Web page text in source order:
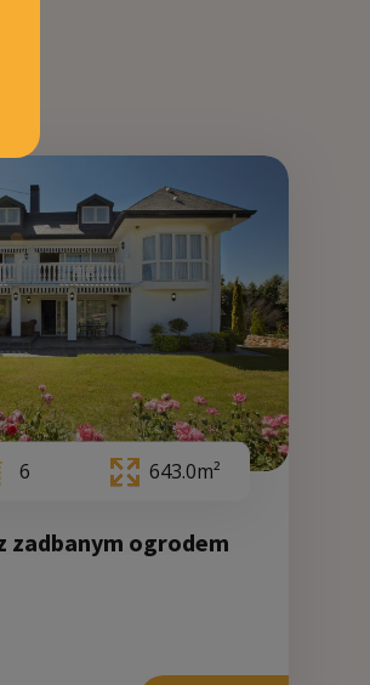
6 643.0m²
zadbanym ogrodem